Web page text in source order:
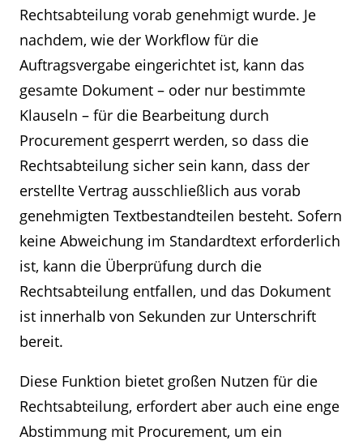
Rechtsabteilung vorab genehmigt wurde. Je
nachdem, wie der Workflow für die
Auftragsvergabe eingerichtet ist, kann das
gesamte Dokument – oder nur bestimmte
Klauseln – für die Bearbeitung durch
Procurement gesperrt werden, so dass die
Rechtsabteilung sicher sein kann, dass der
erstellte Vertrag ausschließlich aus vorab
genehmigten Textbestandteilen besteht. Sofern
keine Abweichung im Standardtext erforderlich
ist, kann die Überprüfung durch die
Rechtsabteilung entfallen, und das Dokument
ist innerhalb von Sekunden zur Unterschrift
bereit.
Diese Funktion bietet großen Nutzen für die
Rechtsabteilung, erfordert aber auch eine enge
Abstimmung mit Procurement, um ein